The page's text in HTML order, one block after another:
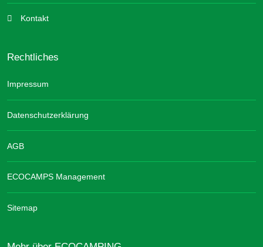
Kontakt
Rechtliches
Impressum
Datenschutzerklärung
AGB
ECOCAMPS Management
Sitemap